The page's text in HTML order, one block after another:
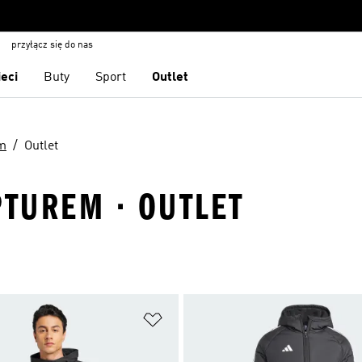
przyłącz się do nas
Buty Sport Outlet
Outlet
· OUTLET
Dodaj do listy życzeń